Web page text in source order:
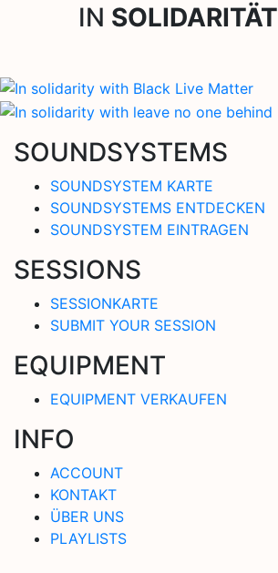
IN SOLIDARITÄT
SOUNDSYSTEMS
SOUNDSYSTEM KARTE
SOUNDSYSTEMS ENTDECKEN
SOUNDSYSTEM EINTRAGEN
SESSIONS
SESSIONKARTE
SUBMIT YOUR SESSION
EQUIPMENT
EQUIPMENT VERKAUFEN
INFO
ACCOUNT
KONTAKT
ÜBER UNS
PLAYLISTS